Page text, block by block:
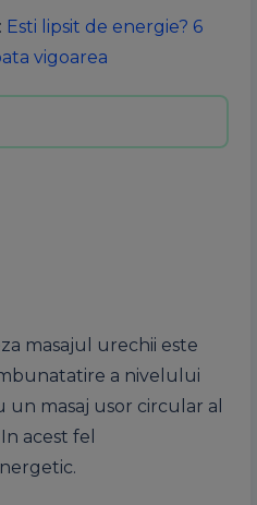
Esti lipsit de energie? 6
vigoarea
masajul urechii este
a nivelului
masaj usor circular al
acest fel